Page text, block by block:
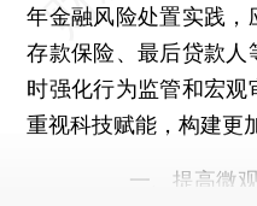
年金融风险处置实践，
存款保险、最后贷款人
时强化行为监管和宏观
重视科技赋能，构建更
一、提高微